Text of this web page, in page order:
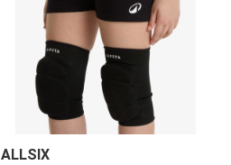
ALLSIX